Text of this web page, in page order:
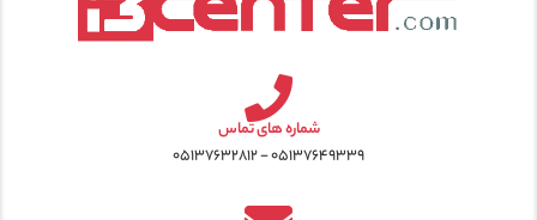
شماره های تماس
۰۵۱۳۷۶۴۹۳۳۹ - ۰۵۱۳۷۶۳۲۸۱۲